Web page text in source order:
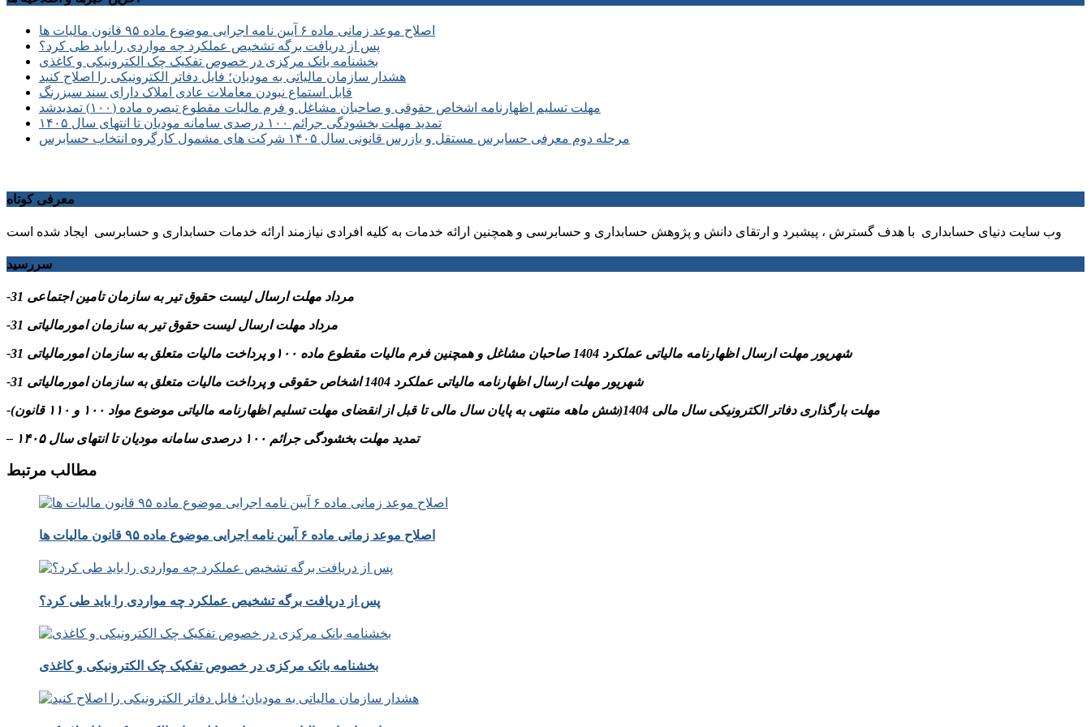
اصلاح موعد زمانی ماده ۶ آیین نامه اجرایی موضوع ماده ۹۵ قانون مالیات ها
پس از دریافت برگه تشخیص عملکرد چه مواردی را باید طی کرد؟
بخشنامه بانک مرکزی در خصوص تفکیک چک الکترونیکی و کاغذی
هشدار سازمان مالیاتی به مودیان؛ فایل دفاتر الکترونیکی را اصلاح کنید
قابل استماع نبودن معاملات عادی املاک دارای سند سبزرنگ
مهلت تسلیم اظهارنامه اشخاص حقوقی و صاحبان مشاغل و فرم مالیات مقطوع تبصره ماده (۱۰۰) تمدیدشد
تمدید مهلت بخشودگی جرائم ۱۰۰ درصدی سامانه مودیان تا انتهای سال ۱۴۰۵
مرحله دوم معرفی حسابرس مستقل و بازرس قانونی سال ۱۴۰۵ شرکت های مشمول کارگروه انتخاب حسابرس
معرفی کوتاه
وب سایت دنیای حسابداری با هدف گسترش ، پیشبرد و ارتقای دانش و پژوهش حسابداری و حسابرسی و همچنین ارائه خدمات به کلیه افرادی نیازمند ارائه خدمات حسابداری و حسابرسی ایجاد شده است
سررسید
-31 مرداد مهلت ارسال ليست حقوق تیر به سازمان تامین اجتماعی
-31 مرداد مهلت ارسال ليست حقوق تیر به سازمان امورمالیاتی
-31 شهریور مهلت ارسال اظهارنامه مالیاتی عملکرد 1404 صاحبان مشاغل و همچنین فرم مالیات مقطوع ماده ۱۰۰و پرداخت مالیات متعلق به سازمان امورمالیاتی
-31 شهریور مهلت ارسال اظهارنامه مالیاتی عملکرد 1404 اشخاص حقوقی و پرداخت مالیات متعلق به سازمان امورمالیاتی
-مهلت بارگذاری دفاتر الکترونیکی سال مالی 1404(شش ماهه منتهی به پایان سال مالی تا قبل از انقضای مهلت تسلیم اظهارنامه مالیاتی موضوع مواد ۱۰۰ و ۱۱۰ قانون)
– تمدید مهلت بخشودگی جرائم ۱۰۰ درصدی سامانه مودیان تا انتهای سال ۱۴۰۵
مطالب مرتبط
اصلاح موعد زمانی ماده ۶ آیین نامه اجرایی موضوع ماده ۹۵ قانون مالیات ها
پس از دریافت برگه تشخیص عملکرد چه مواردی را باید طی کرد؟
بخشنامه بانک مرکزی در خصوص تفکیک چک الکترونیکی و کاغذی